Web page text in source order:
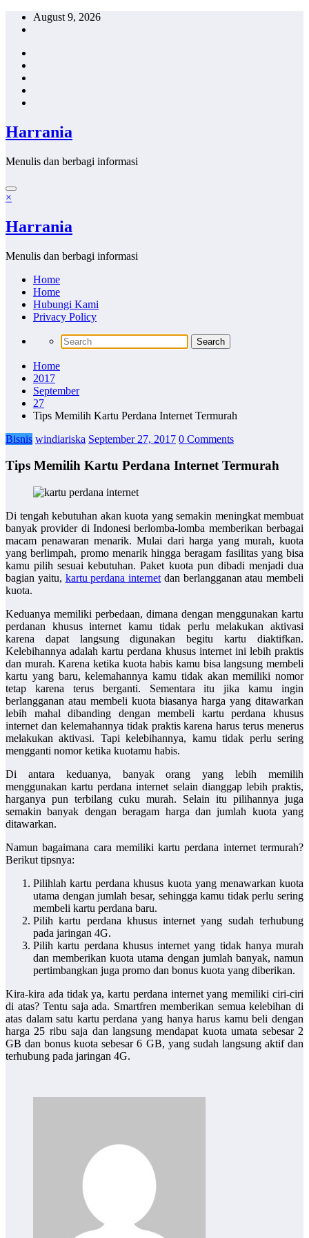
Skip
August 9, 2026
Harrania
Menulis dan berbagi informasi
×
Harrania
Menulis dan berbagi informasi
Home
Home
Hubungi Kami
Privacy Policy
Home
2017
September
27
Tips Memilih Kartu Perdana Internet Termurah
Bisnis windiariska September 27, 2017 0 Comments
Tips Memilih Kartu Perdana Internet Termurah
Di tengah kebutuhan akan kuota yang semakin meningkat membuat
banyak provider di Indonesi berlomba-lomba memberikan berbagai
macam penawaran menarik. Mulai dari harga yang murah, kuota
yang berlimpah, promo menarik hingga beragam fasilitas yang bisa
kamu pilih sesuai kebutuhan. Paket kuota pun dibadi menjadi dua
bagian yaitu, kartu perdana internet dan berlangganan atau membeli
kuota.
Keduanya memiliki perbedaan, dimana dengan menggunakan kartu
perdanan khusus internet kamu tidak perlu melakukan aktivasi
karena dapat langsung digunakan begitu kartu diaktifkan.
Kelebihannya adalah kartu perdana khusus internet ini lebih praktis
dan murah. Karena ketika kuota habis kamu bisa langsung membeli
kartu yang baru, kelemahannya kamu tidak akan memiliki nomor
tetap karena terus berganti. Sementara itu jika kamu ingin
berlangganan atau membeli kuota biasanya harga yang ditawarkan
lebih mahal dibanding dengan membeli kartu perdana khusus
internet dan kelemahannya tidak praktis karena harus terus menerus
melakukan aktivasi. Tapi kelebihannya, kamu tidak perlu sering
mengganti nomor ketika kuotamu habis.
Di antara keduanya, banyak orang yang lebih memilih
menggunakankartu perdana internet selain dianggap lebih praktis,
harganya pun terbilang cuku murah. Selain itu pilihannya juga
semakin banyak dengan beragam harga dan jumlah kuota yang
ditawarkan.
Namun bagaimana cara memiliki kartu perdana internet termurah?
Berikut tipsnya:
Pilihlah kartu perdana khusus kuota yang menawarkan kuota
utama dengan jumlah besar, sehingga kamu tidak perlu sering
membeli kartu perdana baru.
Pilih kartu perdana khusus internet yang sudah terhubung
pada jaringan 4G.
Pilih kartu perdana khusus internet yang tidak hanya murah
dan memberikan kuota utama dengan jumlah banyak, namun
pertimbangkan juga promo dan bonus kuota yang diberikan.
Kira-kira ada tidak ya,kartu perdana internetyang memiliki ciri-ciri
di atas? Tentu saja ada. Smartfren memberikan semua kelebihan di
atas dalam satu kartu perdana yang hanya harus kamu beli dengan
harga 25 ribu saja dan langsung mendapat kuota umata sebesar 2
GB dan bonus kuota sebesar 6 GB, yang sudah langsung aktif dan
terhubung pada jaringan 4G.